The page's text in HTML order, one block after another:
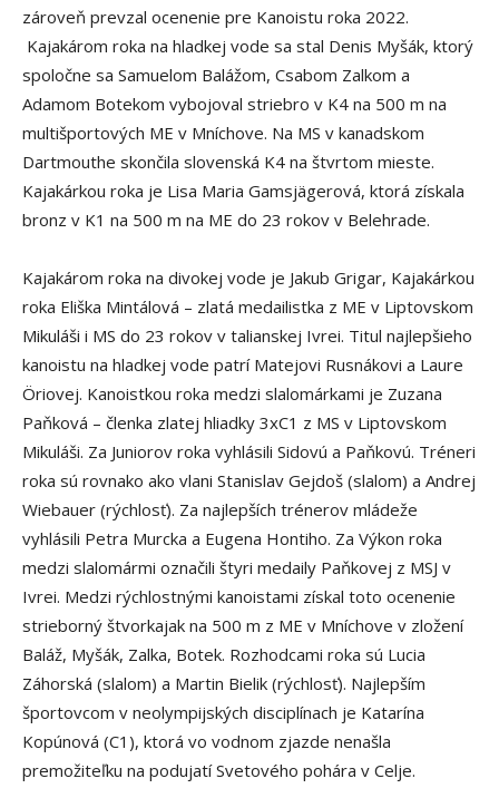
zároveň prevzal ocenenie pre Kanoistu roka 2022.
Kajakárom roka na hladkej vode sa stal Denis Myšák, ktorý
spoločne sa Samuelom Balážom, Csabom Zalkom a
Adamom Botekom vybojoval striebro v K4 na 500 m na
multišportových ME v Mníchove. Na MS v kanadskom
Dartmouthe skončila slovenská K4 na štvrtom mieste.
Kajakárkou roka je Lisa Maria Gamsjägerová, ktorá získala
bronz v K1 na 500 m na ME do 23 rokov v Belehrade.
Kajakárom roka na divokej vode je Jakub Grigar, Kajakárkou
roka Eliška Mintálová – zlatá medailistka z ME v Liptovskom
Mikuláši i MS do 23 rokov v talianskej Ivrei. Titul najlepšieho
kanoistu na hladkej vode patrí Matejovi Rusnákovi a Laure
Öriovej. Kanoistkou roka medzi slalomárkami je Zuzana
Paňková – členka zlatej hliadky 3xC1 z MS v Liptovskom
Mikuláši. Za Juniorov roka vyhlásili Sidovú a Paňkovú. Tréneri
roka sú rovnako ako vlani Stanislav Gejdoš (slalom) a Andrej
Wiebauer (rýchlosť). Za najlepších trénerov mládeže
vyhlásili Petra Murcka a Eugena Hontiho. Za Výkon roka
medzi slalomármi označili štyri medaily Paňkovej z MSJ v
Ivrei. Medzi rýchlostnými kanoistami získal toto ocenenie
strieborný štvorkajak na 500 m z ME v Mníchove v zložení
Baláž, Myšák, Zalka, Botek. Rozhodcami roka sú Lucia
Záhorská (slalom) a Martin Bielik (rýchlosť). Najlepším
športovcom v neolympijských disciplínach je Katarína
Kopúnová (C1), ktorá vo vodnom zjazde nenašla
premožiteľku na podujatí Svetového pohára v Celje.